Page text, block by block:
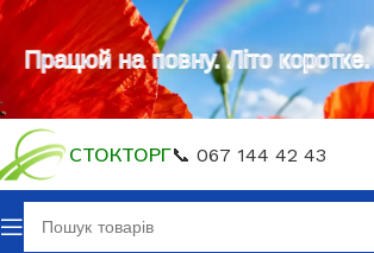
СТОКТОРГ📞 067 144 42 43
Головна Електроінструмент
Працюй на повну. Літо коротке.